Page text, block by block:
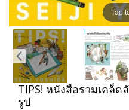
Tap
TIPS! หนังสือรวมเคล็
รูป